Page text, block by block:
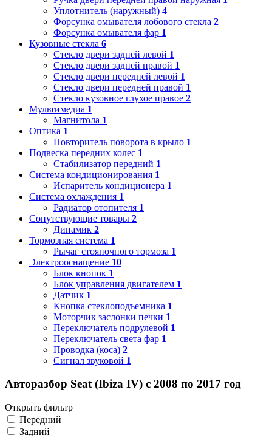
Уплотнитель (наружный) 4
Форсунка омывателя лобового стекла 2
Форсунка омывателя фар 1
Кузовные стекла 6
Стекло двери задней левой 1
Стекло двери задней правой 1
Стекло двери передней левой 1
Стекло двери передней правой 1
Стекло кузовное глухое правое 2
Мультимедиа 1
Магнитола 1
Оптика 1
Повторитель поворота в крыло 1
Подвеска передних колес 1
Стабилизатор передний 1
Система кондиционирования 1
Испаритель кондиционера 1
Система охлаждения 1
Радиатор отопителя 1
Сопутствующие товары 2
Динамик 2
Тормозная система 1
Рычаг стояночного тормоза 1
Электрооснащение 10
Блок кнопок 1
Блок управления двигателем 1
Датчик 1
Кнопка стеклоподъемника 1
Моторчик заслонки печки 1
Переключатель подрулевой 1
Переключатель света фар 1
Проводка (коса) 2
Сигнал звуковой 1
Авторазбор Seat (Ibiza IV) с 2008 по 2017 год
Открыть фильтр
Передний
Задний